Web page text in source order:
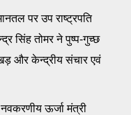
पर उप राष्ट्रपति
सिंह तोमर ने पुष्प-गुच्छ
और केन्द्रीय संचार एवं
ऊर्जा मंत्री